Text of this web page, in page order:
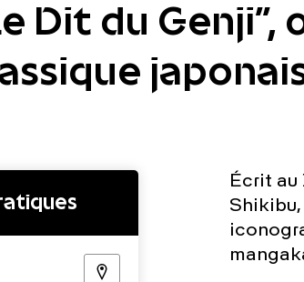
Dit du
Écrit au
Shikibu,